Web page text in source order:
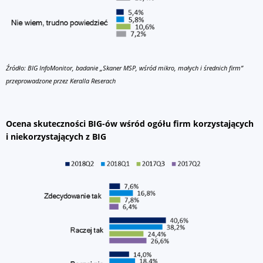
Źródło: BIG InfoMonitor, badanie „Skaner MSP, wśród mikro, małych i średnich firm”
przeprowadzone przez Keralla Reserach
Ocena skuteczności BIG-ów wśród ogółu firm korzystających
i niekorzystających z BIG